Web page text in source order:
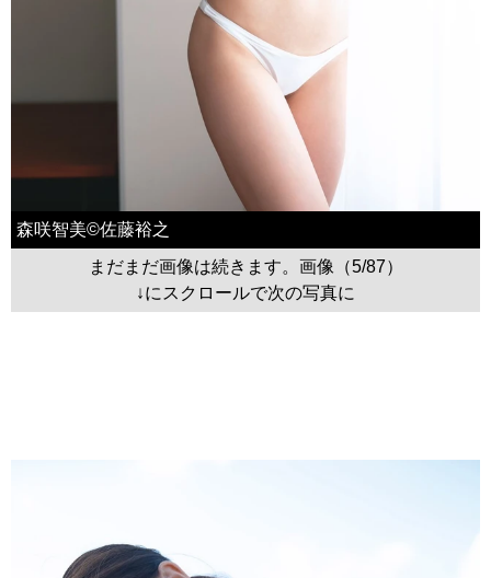
森咲智美©佐藤裕之
まだまだ画像は続きます。画像（5/87）
↓にスクロールで次の写真に